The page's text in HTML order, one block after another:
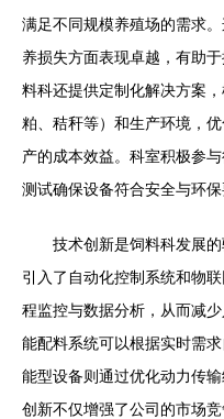
满足不同规模养殖场的需求
养损失方面表现卓越，有助
料科还提供定制化解决方案
粕、秸秆等）和生产环境，
产的成本效益。科室积极参
测试确保设备符合安全与环
技术创新是饲料科发展
引入了自动化控制系统和物
程监控与数据分析，从而减
能配料系统可以根据实时需
能型设备则通过优化动力传
创新不仅增强了公司的市场